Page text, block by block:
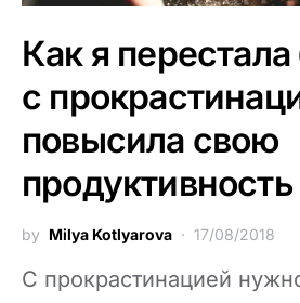
Как я
с
повысила свою
продуктивность
by Milya Kotlyarova 17/08/2018
С прокрастинацией